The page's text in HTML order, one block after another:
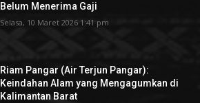
Belum Menerima Gaji
Selasa, 10 Maret 2026 1:41 pm
Riam Pangar (Air Terjun Pangar):
Keindahan Alam yang Mengagumkan di
Kalimantan Barat